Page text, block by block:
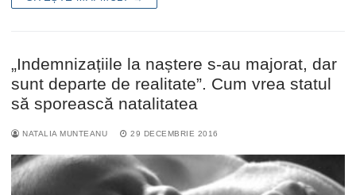
„Indemnizațiile la naștere s-au majorat, dar
sunt departe de realitate”. Cum vrea statul
să sporească natalitatea
NATALIA MUNTEANU 29 DECEMBRIE 2016